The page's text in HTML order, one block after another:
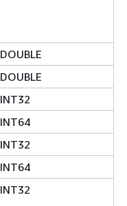
DOUBLE
DOUBLE
INT32
INT64
INT32
INT64
INT32